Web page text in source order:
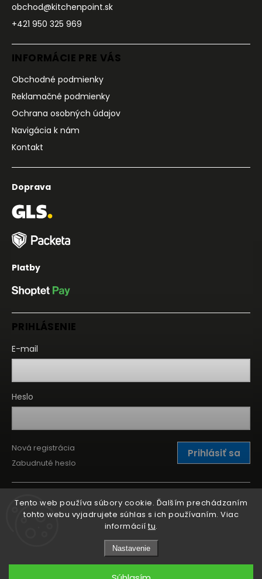
Tento web používa súbory cookie. Ďalším prechádzaním
tohto webu vyjadrujete súhlas s ich používaním. Viac
informácií tu.
Nastavenie
obchod@kitchenpoint.sk
+421 950 325 969
INFORMÁCIE PRE VÁS
Obchodné podmienky
Reklamačné podmienky
Ochrana osobných údajov
Navigácia k nám
Kontakt
Doprava
Platby
PRIHLÁSENIE
E-mail
Heslo
Prihlásiť sa
Nová registrácia
Zabudnuté heslo